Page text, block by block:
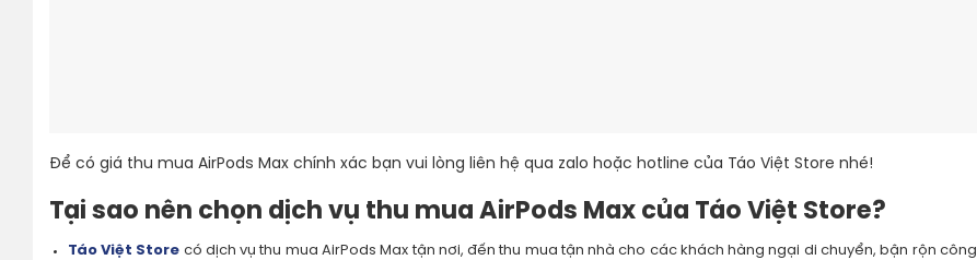
Để có giá thu mua AirPods Max chính xác bạn vui lòng liên hệ qua zalo hoặc hotline của Táo Việt Store nhé!
Tại sao nên chọn dịch vụ thu mua AirPods Max của Táo Việt Store?
Táo Việt Store có dịch vụ thu mua AirPods Max tận nơi, đến thu mua tận nhà cho các khách hàng ngại di chuyển, bận rộn công